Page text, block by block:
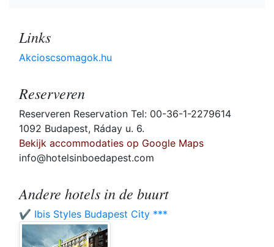
Links
Akcioscsomagok.hu
Reserveren
Reserveren Reservation Tel: 00-36-1-2279614
1092 Budapest, Ráday u. 6.
Bekijk accommodaties op Google Maps
info@hotelsinboedapest.com
Andere hotels in de buurt
✔️ Ibis Styles Budapest City ***